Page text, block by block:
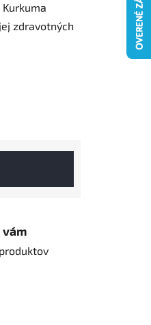
zdravotných